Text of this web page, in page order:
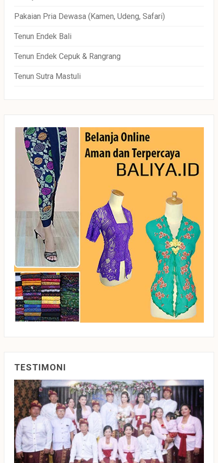
Pakaian Pria Dewasa (Kamen, Udeng, Safari)
Tenun Endek Bali
Tenun Endek Cepuk & Rangrang
Tenun Sutra Mastuli
TESTIMONI